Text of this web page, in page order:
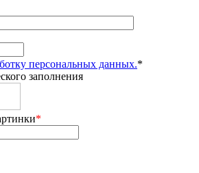
персональных данных.*
заполнения
*